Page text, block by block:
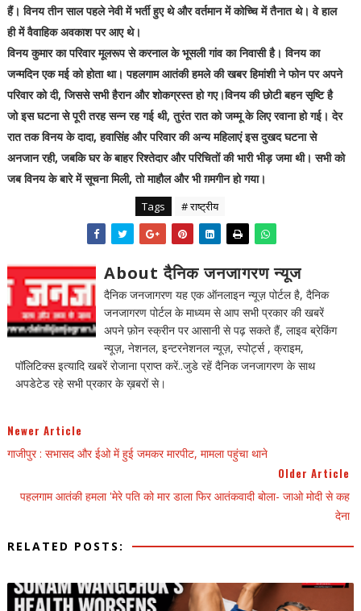
हैं। विनय तीन साल पहले नेवी में भर्ती हुए थे और वर्तमान में कोच्चि में तैनात थे। वे हाल
ही में वैवाहिक अवकाश पर आए थे।
विनय कुमार का परिवार मूलरूप से करनाल के भूसली गांव का निवासी है। विनय का
जन्मदिन एक मई को होता था। पहलगाम आतंकी हमले की खबर हिमांशी ने फोन पर अपने
परिवार को दी, जिससे सभी हैरान और शोकग्रस्त हो गए।विनय की छोटी बहन सृष्टि है
जो इस घटना से पूरी तरह सन्न रह गई थी, तुरंत रात को जम्मू के लिए रवाना हो गई। देर
रात तक विनय के दादा, हवासिंह और परिवार की अन्य महिलाएं इस दुखद घटना से
अनजान रही, जबकि घर के बाहर रिश्तेदार और परिचितों की भारी भीड़ जमा थी। सभी को
जब विनय के बारे में सूचना मिली, तो माहौल और भी ग़मगीन हो गया।
Tags # राष्ट्रीय
About दैनिक जनजागरण न्यूज
दैनिक जनजागरण यह एक ऑनलाइन न्यूज़ पोर्टल है, दैनिक
जनजागरण पोर्टल के माध्यम से आप सभी प्रकार की खबरें
अपने फ़ोन स्क्रीन पर आसानी से पढ़ सकते हैं, लाइव ब्रेकिंग
न्यूज़, नेशनल, इन्टरनेशनल न्यूज़, स्पोर्ट्स , क्राइम,
पॉलिटिक्स इत्यादि खबरें रोजाना प्राप्त करें..जुडे रहें दैनिक जनजागरण के साथ
अपडेटेड रहे सभी प्रकार के ख़बरों से।
Newer Article
गाजीपुर : सभासद और ईओ में हुई जमकर मारपीट, मामला पहुंचा थाने
Older Article
पहलगाम आतंकी हमला 'मेरे पति को मार डाला फिर आतंकवादी बोला- जाओ मोदी से कह
देना
RELATED POSTS: